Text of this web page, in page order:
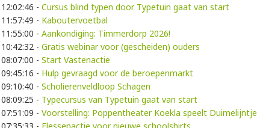
- Cursus blind typen door Typetuin gaat van start
- Kaboutervoetbal
- Aankondiging: Timmerdorp 2026!
- Gratis webinar voor (gescheiden) ouders
- Start Vastenactie
- Hulp gevraagd voor de beroepenmarkt
- Scholierenveldloop Schagen
- Typecursus van Typetuin gaat van start
- Voorstelling: Poppentheater Koekla speelt Duimelijntje